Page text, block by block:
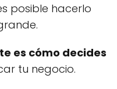
posible hacerlo
es cómo decides
tu negocio.